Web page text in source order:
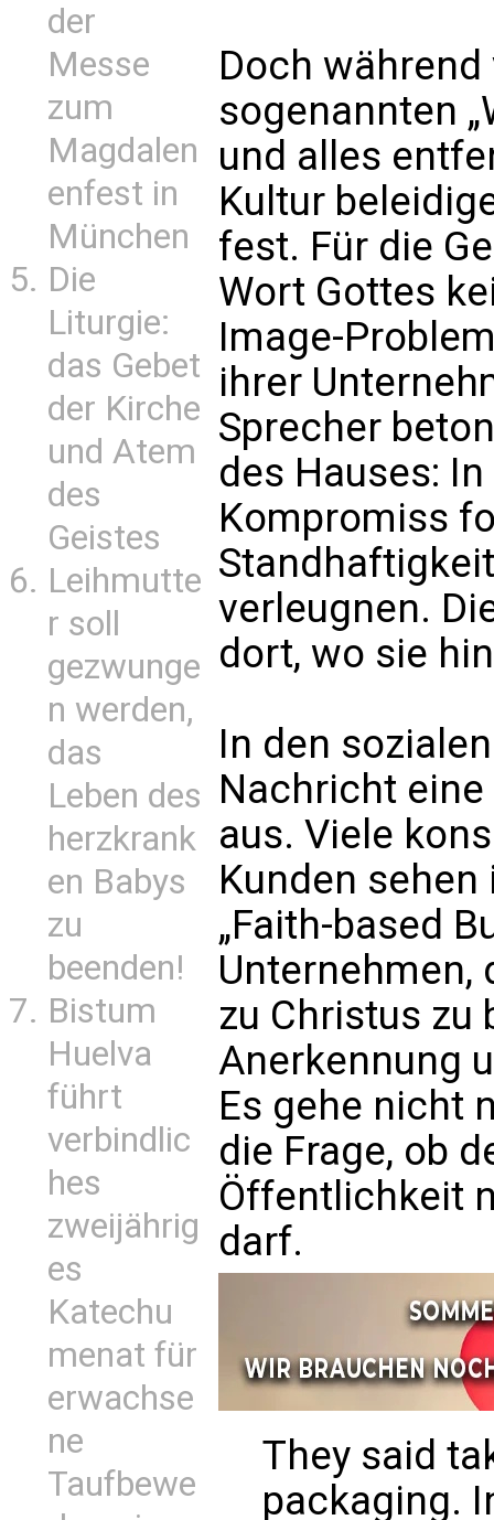
der
Messe
zum
Magdalen
enfest in
München
Die
Liturgie:
das Gebet
der Kirche
und Atem
des
Geistes
Leihmutte
r soll
gezwunge
n werden,
das
Leben des
herzkrank
en Babys
zu
beenden!
Bistum
Huelva
führt
verbindlic
hes
zweijährig
es
Katechu
menat für
erwachse
ne
Taufbewe
Doch
sogenannten
und alles
Kultur
fest. Für die
Wort Gottes
Image-
ihrer
Sprecher
des Hauses:
Kompromiss
verleugnen.
dort, wo sie
In den
Nachricht
aus. Viele
Kunden
„Faith-based
Unternehmen,
zu Christus zu
Anerkennung
Es gehe nicht
die Frage, ob
Öffentlichkeit
darf.
They said
packaging.